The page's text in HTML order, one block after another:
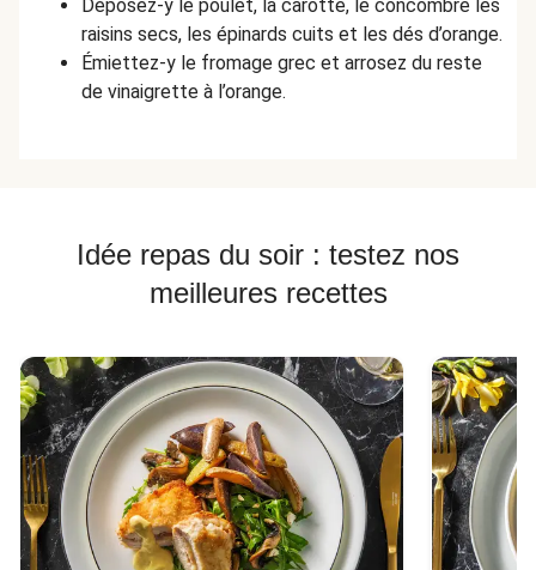
Déposez-y le poulet, la carotte, le concombre les
raisins secs, les épinards cuits et les dés d’orange.
Émiettez-y le fromage grec et arrosez du reste
de vinaigrette à l’orange.
Idée repas du soir : testez nos
meilleures recettes